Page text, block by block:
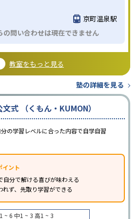
京町温泉駅
の問い合わせは現在できません
教室をもっと見る
塾の詳細を見る
文式 （くもん・KUMON）
分の学習レベルに合った内容で自学自習
イント
自分で解ける喜びが味わえる
れず、先取り学習ができる
~ 6 中1 ~ 3 高1 ~ 3